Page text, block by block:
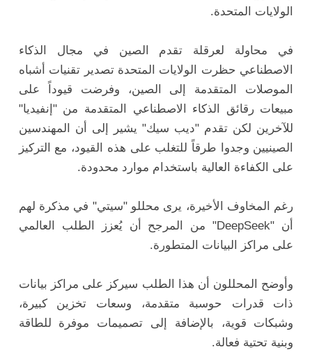
الولايات المتحدة.
في محاولة لعرقلة تقدم الصين في مجال الذكاء
الاصطناعي حظرت الولايات المتحدة تصدير تقنيات أشباه
الموصلات المتقدمة إلى الصين، وفرضت قيوداً على
مبيعات رقائق الذكاء الاصطناعي المتقدمة من "إنفيديا"
للآخرين لكن تقدم "ديب سيك" يشير إلى أن المهندسين
الصينيين وجدوا طرقاً للتغلب على هذه القيود، مع التركيز
على الكفاءة العالية باستخدام موارد محدودة.
رغم المخاوف الأخيرة، يرى محللو "سيتي" في مذكرة لهم
أن "DeepSeek" من المرجح أن يُعزز الطلب العالمي
على مراكز البيانات المتطورة.
وأوضح المحللون أن هذا الطلب سيركز على مراكز بيانات
ذات قدرات حوسبة متقدمة، وسعات تخزين كبيرة،
وشبكات قوية، بالإضافة إلى تصميمات موفرة للطاقة
وبنية تحتية فعالة.